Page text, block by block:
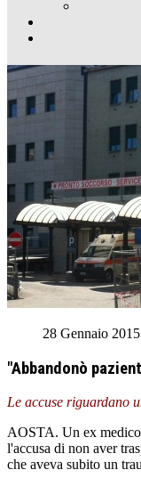
28 Gennaio 2015
"Abbandonò
Le accuse riguardano
AOSTA. Un ex
l'accusa di non aver
che aveva subito un